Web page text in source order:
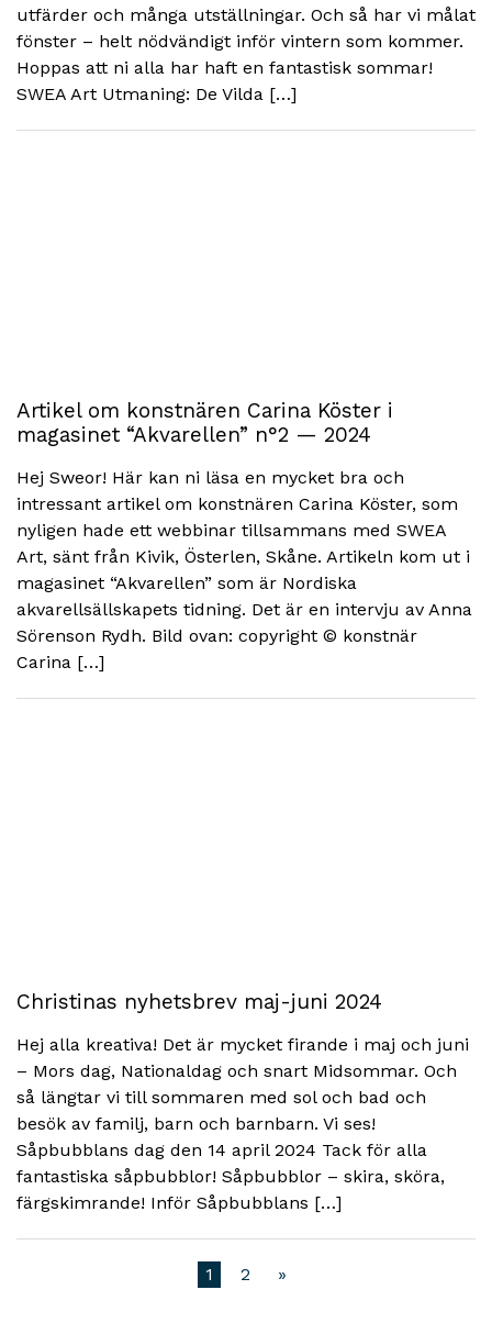
utfärder och många utställningar. Och så har vi målat
fönster – helt nödvändigt inför vintern som kommer.
Hoppas att ni alla har haft en fantastisk sommar!
SWEA Art Utmaning: De Vilda […]
Artikel om konstnären Carina Köster i
magasinet “Akvarellen” n°2 — 2024
Hej Sweor! Här kan ni läsa en mycket bra och
intressant artikel om konstnären Carina Köster, som
nyligen hade ett webbinar tillsammans med SWEA
Art, sänt från Kivik, Österlen, Skåne. Artikeln kom ut i
magasinet “Akvarellen” som är Nordiska
akvarellsällskapets tidning. Det är en intervju av Anna
Sörenson Rydh. Bild ovan: copyright © konstnär
Carina […]
Christinas nyhetsbrev maj-juni 2024
Hej alla kreativa! Det är mycket firande i maj och juni
– Mors dag, Nationaldag och snart Midsommar. Och
så längtar vi till sommaren med sol och bad och
besök av familj, barn och barnbarn. Vi ses!
Såpbubblans dag den 14 april 2024 Tack för alla
fantastiska såpbubblor! Såpbubblor – skira, sköra,
färgskimrande! Inför Såpbubblans […]
1 2 »